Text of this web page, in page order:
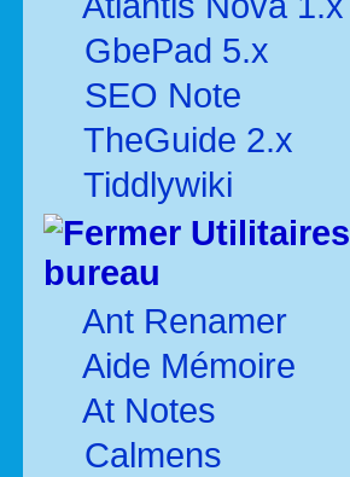
GbePad 5.x
SEO Note
TheGuide 2.x
Tiddlywiki
Utilitaires
bureau
Ant Renamer
Aide Mémoire
At Notes
Calmens